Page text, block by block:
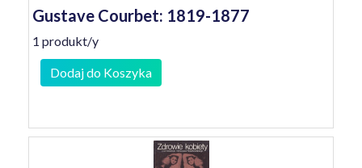
Gustave Courbet: 1819-1877
1 produkt/y
Dodaj do Koszyka